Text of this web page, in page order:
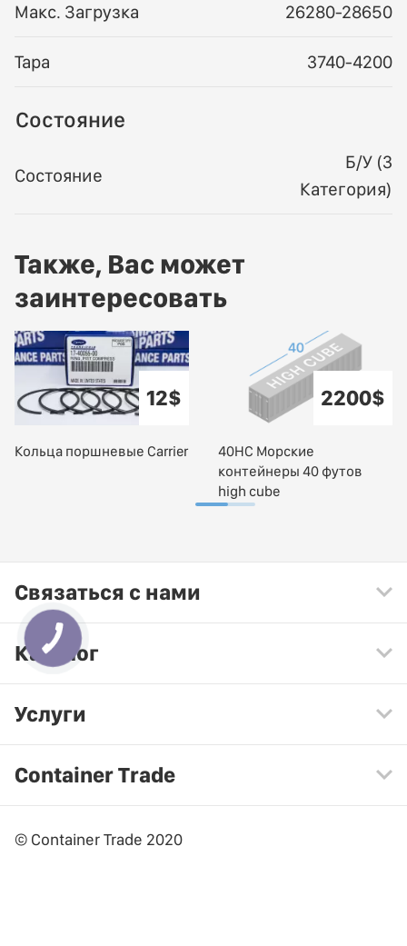
Макс. Загрузка 26280-28650
Тара 3740-4200
Состояние
Состояние
Б/У (3
Категория)
Также, Вас может
заинтересовать
12$
Кольца поршневые Carrier
2200$
40HC Морские
контейнеры 40 футов
high cube
Связаться с нами
Каталог
Услуги
Container Trade
© Container Trade 2020